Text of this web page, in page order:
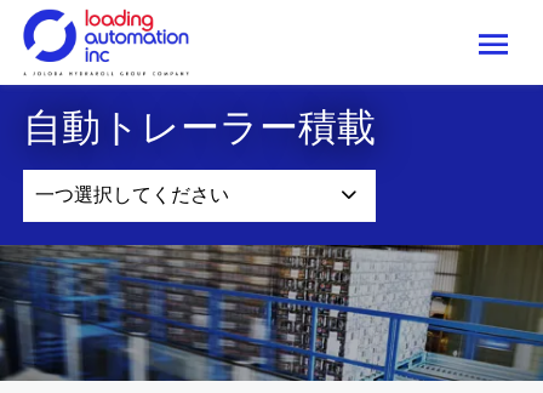
Loading
Automation
Inc
自動トレーラー積載
一つ選択してください